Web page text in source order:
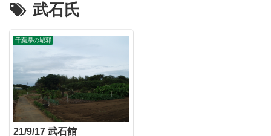
武石氏
千葉県の城郭
21/9/17 武石館